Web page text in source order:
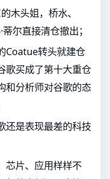
木头姐，桥水、
尔直接清仓撤出；
Coatue转头就建仓
歌买成了第十大重仓
和分析师对谷歌的态
还是表现最差的科技
芯片、应用样样不